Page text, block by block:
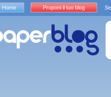
Home Proponi il tuo blog